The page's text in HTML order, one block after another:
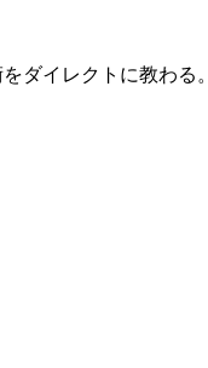
ダイレクトに教わる。